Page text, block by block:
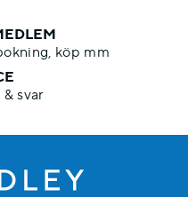
köp mm
svar